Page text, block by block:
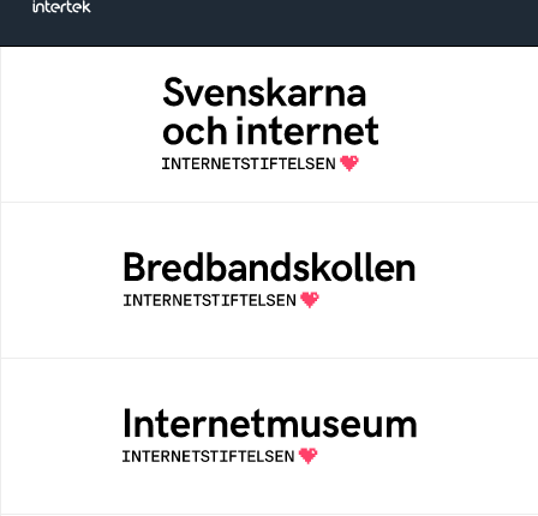
Svenskarna och internet
En årlig studie av svenska folkets
internetvanor
Bredbandskollen är ett oberoende
konsumentverktyg som drivs av
Internetstiftelsen
Ett digitalt museum som byggts, och kureras
av Internetstiftelsen